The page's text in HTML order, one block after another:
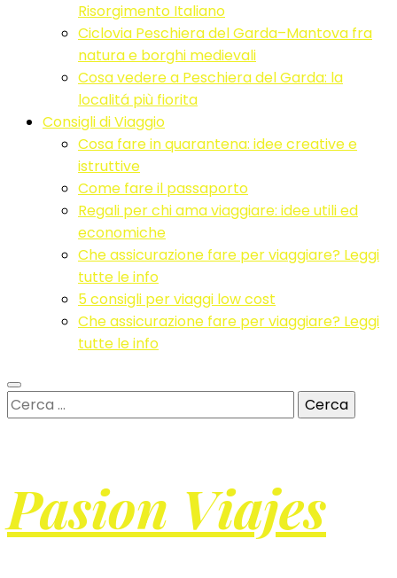
Risorgimento Italiano
Ciclovia Peschiera del Garda–Mantova fra
natura e borghi medievali
Cosa vedere a Peschiera del Garda: la
localitá più fiorita
Consigli di Viaggio
Cosa fare in quarantena: idee creative e
istruttive
Come fare il passaporto
Regali per chi ama viaggiare: idee utili ed
economiche
Che assicurazione fare per viaggiare? Leggi
tutte le info
5 consigli per viaggi low cost
Che assicurazione fare per viaggiare? Leggi
tutte le info
Ricerca
per:
Pasion Viajes